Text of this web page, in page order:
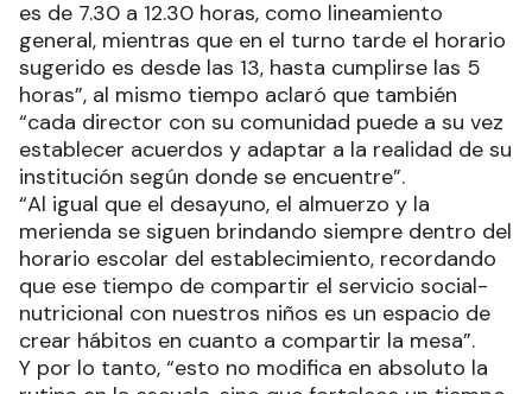
es de 7.30 a 12.30 horas, como lineamiento
general, mientras que en el turno tarde el horario
sugerido es desde las 13, hasta cumplirse las 5
horas”, al mismo tiempo aclaró que también
“cada director con su comunidad puede a su vez
establecer acuerdos y adaptar a la realidad de su
institución según donde se encuentre”.
“Al igual que el desayuno, el almuerzo y la
merienda se siguen brindando siempre dentro del
horario escolar del establecimiento, recordando
que ese tiempo de compartir el servicio social-
nutricional con nuestros niños es un espacio de
crear hábitos en cuanto a compartir la mesa”.
Y por lo tanto, “esto no modifica en absoluto la